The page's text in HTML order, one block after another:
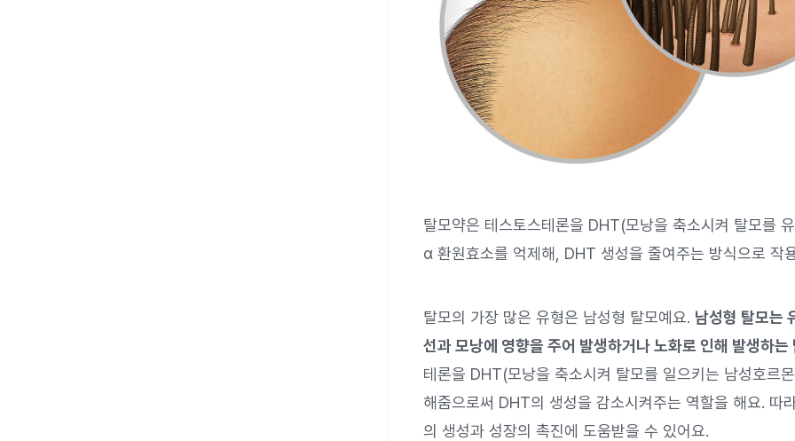
탈모약은 테스토스테론을 DHT(모낭을 축소시켜 탈모를
α 환원효소를 억제해, DHT 생성을 줄여주는 방식으로 작
탈모의 가장 많은 유형은 남성형 탈모예요. 남성형 탈모는
선과 모낭에 영향을 주어 발생하거나 노화로 인해 발생하는
테론을 DHT(모낭을 축소시켜 탈모를 일으키는 남성호르
해줌으로써 DHT의 생성을 감소시켜주는 역할을 해요. 따
의 생성과 성장의 촉진에 도움받을 수 있어요.